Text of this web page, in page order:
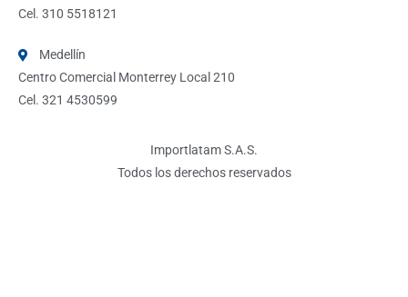
Cel. 310 5518121
Medellín
Centro Comercial Monterrey Local 210
Cel. 321 4530599
Importlatam S.A.S.
Todos los derechos reservados